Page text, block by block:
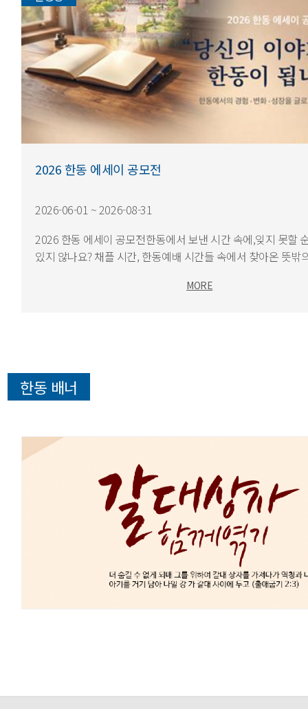
2026 한동 에세이 공모전
2026-06-01 ~ 2026-08-31
2026 한동 에세이 공모전한동에서 보낸 시간 속에,잊지 못할
있지 않나요? 채플 시간, 한동예배 시간들 속에서 찾아온 뜻밖
MORE
한동 배너